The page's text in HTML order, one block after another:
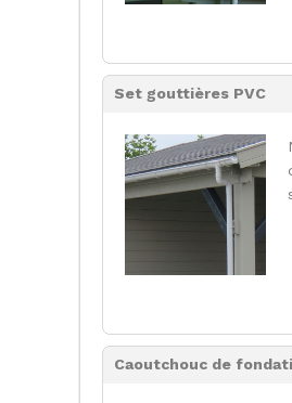
Set gouttières PVC
Caoutchouc de